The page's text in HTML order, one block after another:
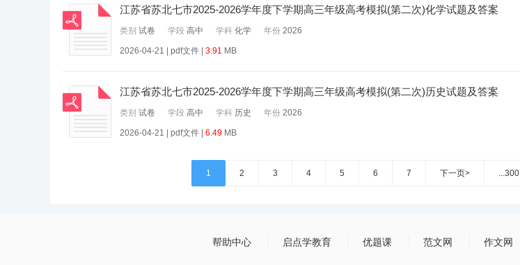
江苏省苏北七市2025-2026学年度下学期高三年级高考模拟(第二次)化学试题及答案
类别 试卷 学段 高中 学科 化学 年份 2026
2026-04-21 | pdf文件 | 3.91 MB
江苏省苏北七市2025-2026学年度下学期高三年级高考模拟(第二次)历史试题及答案
类别 试卷 学段 高中 学科 历史 年份 2026
2026-04-21 | pdf文件 | 6.49 MB
1 2 3 4 5 6 7 下一页> ...300
帮助中心 启点学教育 优题课 范文网 作文网